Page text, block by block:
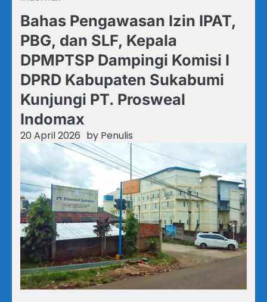
Bahas Pengawasan Izin IPAT,
PBG, dan SLF, Kepala
DPMPTSP Dampingi Komisi I
DPRD Kabupaten Sukabumi
Kunjungi PT. Prosweal
Indomax
20 April 2026 by Penulis